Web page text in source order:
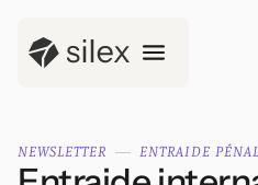
NEWSLETTER ENTRAIDE